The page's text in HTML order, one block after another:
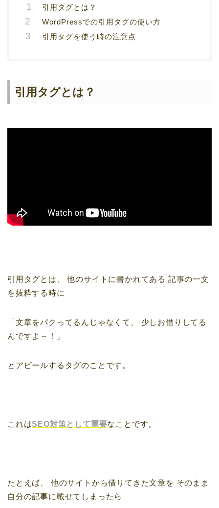
引用タグとは？
WordPressでの引用タグの使い方
引用タグを使う時の注意点
引用タグとは？
引用タグとは、 他のサイトに書かれてある 記事の一文
を抜粋する時に
「文章をパクってるんじゃなくて、
少しお借りしてる
んですよ～！」
とアピールするタグのことです。
これはSEO対策として重要なことです。
たとえば、 他のサイトから借りてきた文章を そのまま
自分の記事に載せてしまったら